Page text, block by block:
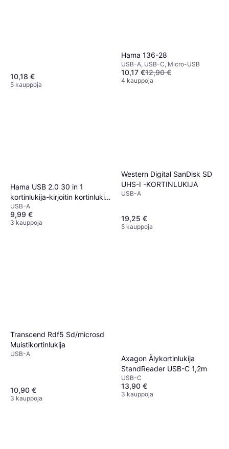
10,18 €
5 kauppoja
Hama 136-28
USB-A, USB-C, Micro-USB
10,17 €12,90 €
4 kauppoja
Hama USB 2.0 30 in 1
kortinlukija-kirjoitin kortinlukija
USB 2.0
USB-A
9,99 €
3 kauppoja
Western Digital SanDisk SD
UHS-I -KORTINLUKIJA
USB-A
19,25 €
5 kauppoja
Transcend Rdf5 Sd/microsd
Muistikortinlukija
USB-A
10,90 €
3 kauppoja
Axagon Älykortinlukija
StandReader USB-C 1,2m
USB-C
13,90 €
3 kauppoja